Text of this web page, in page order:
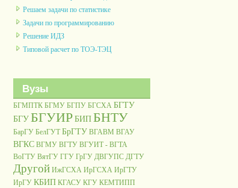
Решаем задачи по статистике
Задачи по программированию
Решение ИДЗ
Типовой расчет по ТОЭ-ТЭЦ
Вузы
БГМПТК БГМУ БГПУ БГСХА БГТУ
БГУБГУИРБИПБНТУ
БарГУ БелГУТ БрГТУ ВГАВМ ВГАУ
ВГКС ВГМУ ВГТУ ВГУИТ - ВГТА
ВоГТУ ВятГУ ГГУ ГрГУ ДВГУПС ДГТУ
Другой ИжГСХА ИрГСХА ИрГТУ
ИрГУ КБИП КГАСУ КГУ КЕМТИПП